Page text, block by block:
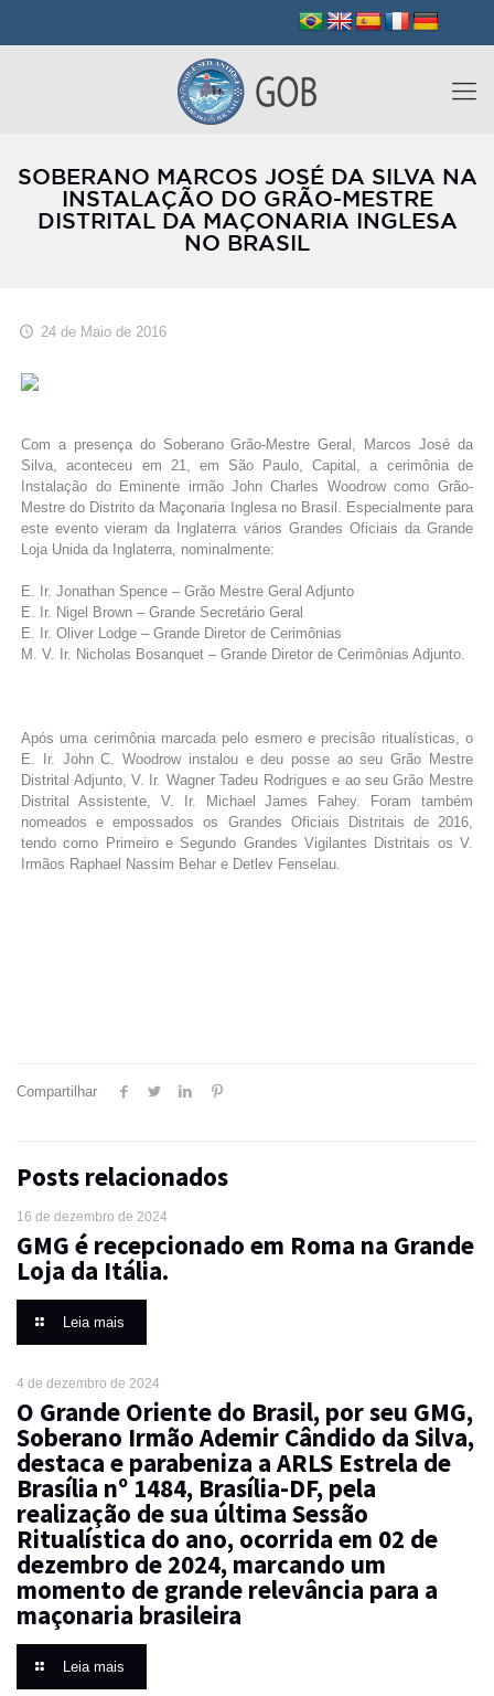
SOBERANO MARCOS JOSÉ DA SILVA NA
INSTALAÇÃO DO GRÃO-MESTRE
DISTRITAL DA MAÇONARIA INGLESA
NO BRASIL
24 de Maio de 2016
Com a presença do Soberano Grão-Mestre Geral, Marcos José da
Silva, aconteceu em 21, em São Paulo, Capital, a cerimônia de
Instalação do Eminente irmão John Charles Woodrow como Grão-
Mestre do Distrito da Maçonaria Inglesa no Brasil. Especialmente para
este evento vieram da Inglaterra vários Grandes Oficiais da Grande
Loja Unida da Inglaterra, nominalmente:
E. Ir. Jonathan Spence – Grão Mestre Geral Adjunto
E. Ir. Nigel Brown – Grande Secretário Geral
E. Ir. Oliver Lodge – Grande Diretor de Cerimônias
M. V. Ir. Nicholas Bosanquet – Grande Diretor de Cerimônias Adjunto.
Após uma cerimônia marcada pelo esmero e precisão ritualísticas, o
E. Ir. John C. Woodrow instalou e deu posse ao seu Grão Mestre
Distrital Adjunto, V. Ir. Wagner Tadeu Rodrigues e ao seu Grão Mestre
Distrital Assistente, V. Ir. Michael James Fahey. Foram também
nomeados e empossados os Grandes Oficiais Distritais de 2016,
tendo como Primeiro e Segundo Grandes Vigilantes Distritais os V.
Irmãos Raphael Nassim Behar e Detlev Fenselau.
Compartilhar
Posts relacionados
16 de dezembro de 2024
GMG é recepcionado em Roma na Grande
Loja da Itália.
Leia mais
4 de dezembro de 2024
O Grande Oriente do Brasil, por seu GMG,
Soberano Irmão Ademir Cândido da Silva,
destaca e parabeniza a ARLS Estrela de
Brasília nº 1484, Brasília-DF, pela
realização de sua última Sessão
Ritualística do ano, ocorrida em 02 de
dezembro de 2024, marcando um
momento de grande relevância para a
maçonaria brasileira
Leia mais